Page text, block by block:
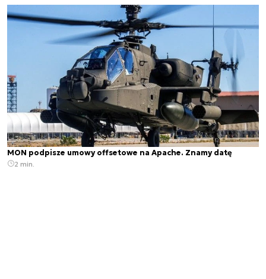
MON podpisze umowy offsetowe na Apache. Znamy datę
2 min.